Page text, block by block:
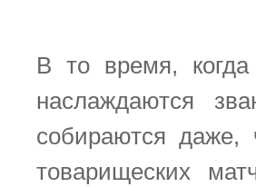
В то время,
наслаждаются
собираются
товарищеских